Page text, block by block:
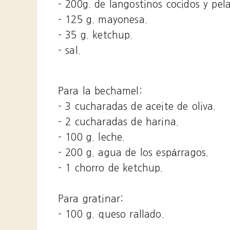
- 200g. de langostinos cocidos y
- 125 g. mayonesa.
- 35 g. ketchup.
- sal.
Para la bechamel:
- 3 cucharadas de aceite de oliva.
- 2 cucharadas de harina.
- 100 g. leche.
- 200 g. agua de los espárragos.
- 1 chorro de ketchup.
Para gratinar:
- 100 g. queso rallado.